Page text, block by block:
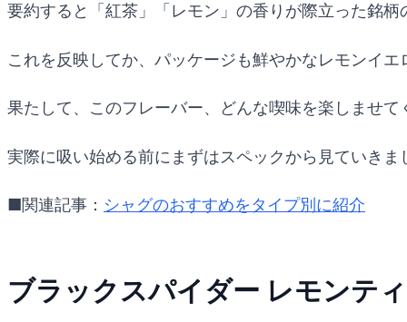
要約すると「紅茶」「レモン」の香りが際立った銘柄
これを反映してか、パッケージも鮮やかなレモンイ
果たして、このフレーバー、どんな喫味を楽しませて
実際に吸い始める前にまずはスペックから見ていきま
■関連記事： シャグのおすすめをタイプ別に紹介
ブラックスパイダー レモンテ